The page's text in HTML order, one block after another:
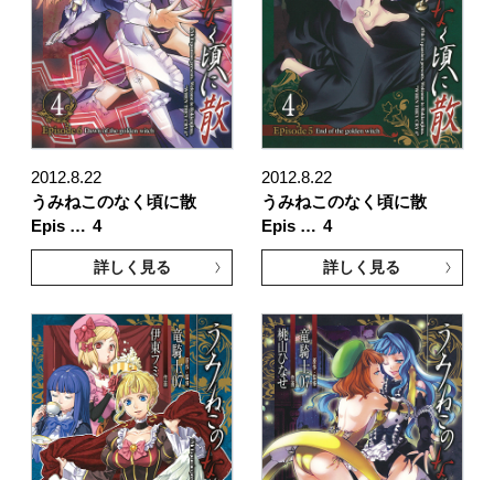
2012.8.22
うみねこのなく頃に散
Epis … 4
詳しく見る
2012.8.22
うみねこのなく頃に散
Epis … 4
詳しく見る